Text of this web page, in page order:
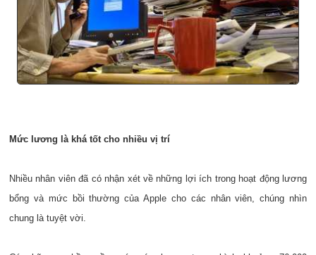
Mức lương là khá tốt cho nhiều vị trí
Nhiều nhân viên đã có nhận xét về những lợi ích trong hoạt động lương
bổng và mức bồi thường của Apple cho các nhân viên, chúng nhìn
chung là tuyệt vời.